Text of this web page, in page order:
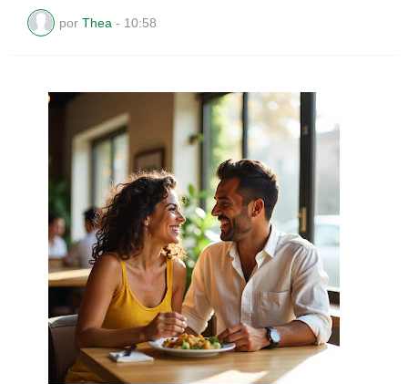
por Thea - 10:58